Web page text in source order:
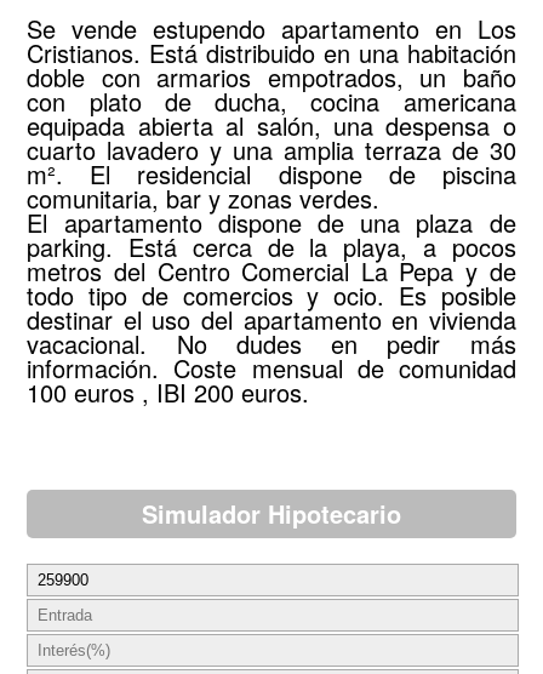
Se vende estupendo apartamento en Los
Cristianos. Está distribuido en una habitación
doble con armarios empotrados, un baño
con plato de ducha, cocina americana
equipada abierta al salón, una despensa o
cuarto lavadero y una amplia terraza de 30
m². El residencial dispone de piscina
comunitaria, bar y zonas verdes.
El apartamento dispone de una plaza de
parking. Está cerca de la playa, a pocos
metros del Centro Comercial La Pepa y de
todo tipo de comercios y ocio. Es posible
destinar el uso del apartamento en vivienda
vacacional. No dudes en pedir más
información. Coste mensual de comunidad
100 euros , IBI 200 euros.
Simulador Hipotecario